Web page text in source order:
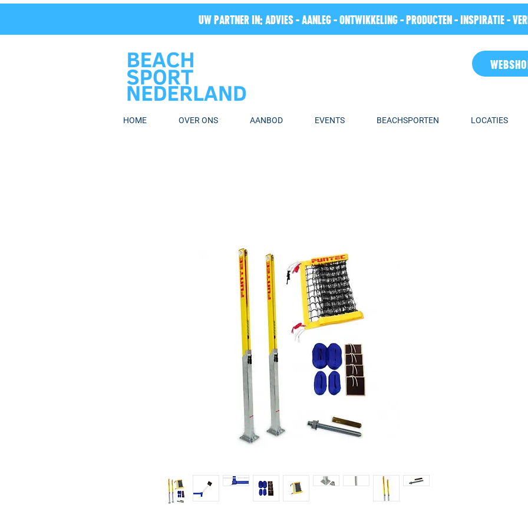
UW PARTNER IN: ADVIES - AANLEG - ONTWIKKELING - PRODUCTEN - INSPIRATIE -
HOME OVER ONS AANBOD EVENTS BEACHSPORTEN LOCATIES